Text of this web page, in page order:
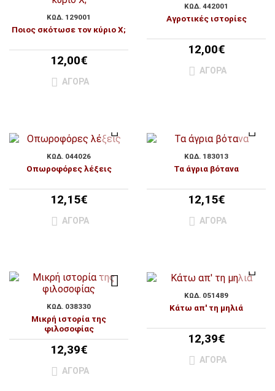
ΚΩΔ. 129001
Ποιος σκότωσε τον κύριο Χ;
12,00€
ΑΓΟΡΆ
ΚΩΔ. 442001
Αγροτικές ιστορίες
12,00€
ΑΓΟΡΆ
ΚΩΔ. 044026
Οπωροφόρες λέξεις
12,15€
ΑΓΟΡΆ
ΚΩΔ. 183013
Τα άγρια βότανα
12,15€
ΑΓΟΡΆ
ΚΩΔ. 038330
Μικρή ιστορία της
φιλοσοφίας
12,39€
ΑΓΟΡΆ
ΚΩΔ. 051489
Κάτω απ' τη μηλιά
12,39€
ΑΓΟΡΆ